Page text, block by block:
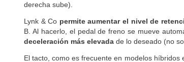
derecha sube).
Lynk & Co permite aumentar el nivel de
B. Al hacerlo, el pedal de freno se mueve
deceleración más elevada de lo deseado (no
El tacto, como es frecuente en modelos híbridos